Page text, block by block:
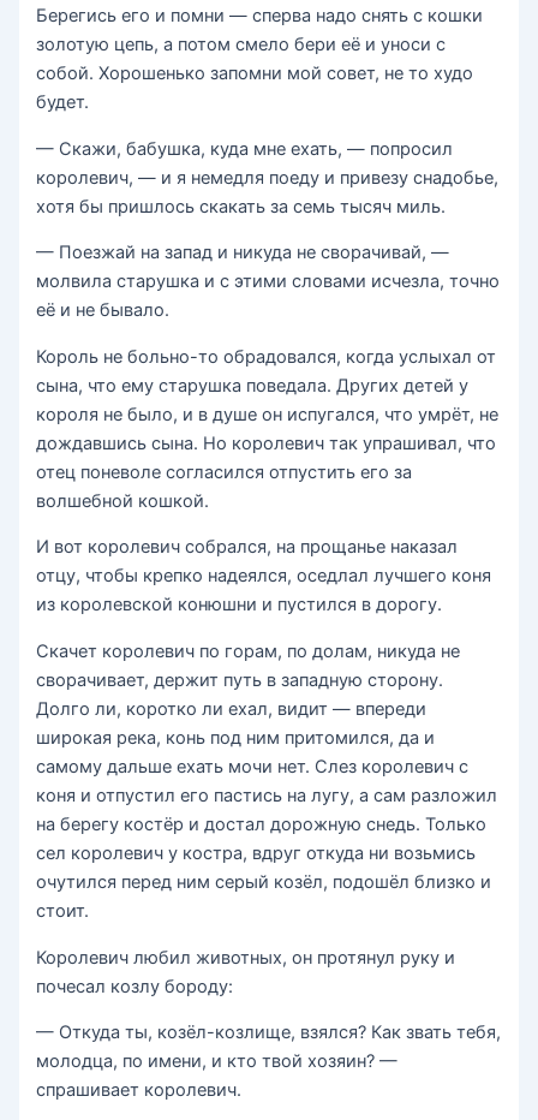
Берегись его и помни — сперва надо снять с кошки
золотую цепь, а потом смело бери её и уноси с
собой. Хорошенько запомни мой совет, не то худо
будет.
— Скажи, бабушка, куда мне ехать, — попросил
королевич, — и я немедля поеду и привезу снадобье,
хотя бы пришлось скакать за семь тысяч миль.
— Поезжай на запад и никуда не сворачивай, —
молвила старушка и с этими словами исчезла, точно
её и не бывало.
Король не больно-то обрадовался, когда услыхал от
сына, что ему старушка поведала. Других детей у
короля не было, и в душе он испугался, что умрёт, не
дождавшись сына. Но королевич так упрашивал, что
отец поневоле согласился отпустить его за
волшебной кошкой.
И вот королевич собрался, на прощанье наказал
отцу, чтобы крепко надеялся, оседлал лучшего коня
из королевской конюшни и пустился в дорогу.
Скачет королевич по горам, по долам, никуда не
сворачивает, держит путь в западную сторону.
Долго ли, коротко ли ехал, видит — впереди
широкая река, конь под ним притомился, да и
самому дальше ехать мочи нет. Слез королевич с
коня и отпустил его пастись на лугу, а сам разложил
на берегу костёр и достал дорожную снедь. Только
сел королевич у костра, вдруг откуда ни возьмись
очутился перед ним серый козёл, подошёл близко и
стоит.
Королевич любил животных, он протянул руку и
почесал козлу бороду:
— Откуда ты, козёл-козлище, взялся? Как звать тебя,
молодца, по имени, и кто твой хозяин? —
спрашивает королевич.